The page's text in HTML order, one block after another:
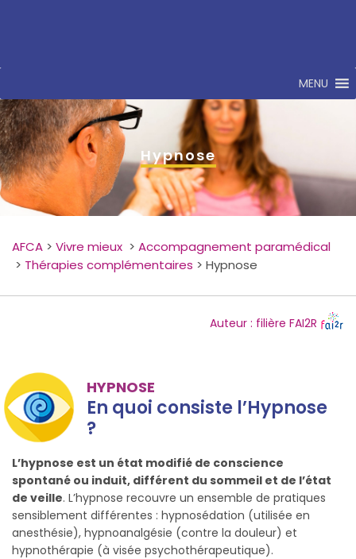
MENU
Hypnose
AFCA > Vivre mieux > Accompagnement paramédical
> Thérapies complémentaires > Hypnose
Auteur : filière FAI2R
HYPNOSE
En quoi consiste l’Hypnose
?
L’hypnose est un état modifié de conscience
spontané ou induit, différent du sommeil et de l’état
de veille. L’hypnose recouvre un ensemble de pratiques
sensiblement différentes : hypnosédation (utilisée en
anesthésie), hypnoanalgésie (contre la douleur) et
hypnothérapie (à visée psychothérapeutique).